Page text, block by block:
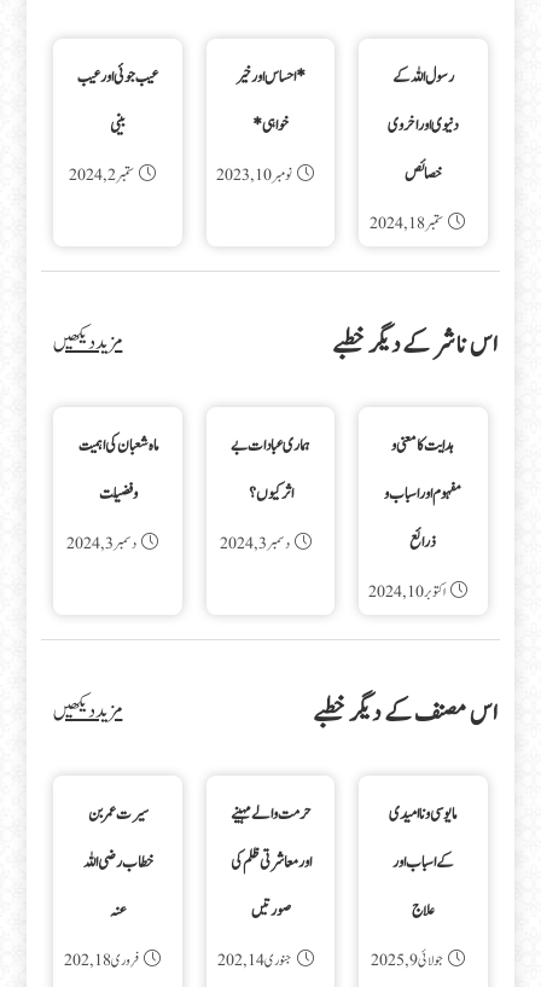
رسول اللہ کے
دنیوی اور اخروی
خصائص
ستمبر 18, 2024
*احساس اور خیر
خواہی*
نومبر 10, 2023
عیب جوئی اور عیب
بینی
ستمبر 2, 2024
اس ناشر کے دیگر خطبے مزید دیکھیں
ہدایت کا معنی و
مفہوم اور اسباب و
ذرائع
اکتوبر 10, 2024
ہماری عبادات بے
اثر کیوں؟
دسمبر 3, 2024
ماہ شعبان کی اہمیت
و فضیلت
دسمبر 3, 2024
اس مصنف کے دیگر خطبے مزید دیکھیں
مایوسی و نا امیدی
کے اسباب اور
علاج
جولائی 9, 2025
حرمت والے مہینے
اور معاشرتی ظلم کی
صورتیں
جنوری 14, 202
سیرت عمر بن
خطاب رضی اللہ
عنہ
فروری 18, 202